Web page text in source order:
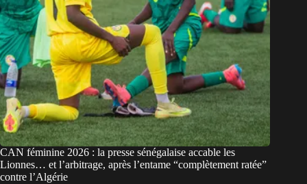
CAN féminine 2026 : la presse sénégalaise accable les
Lionnes… et l’arbitrage, après l’entame “complètement ratée”
contre l’Algérie